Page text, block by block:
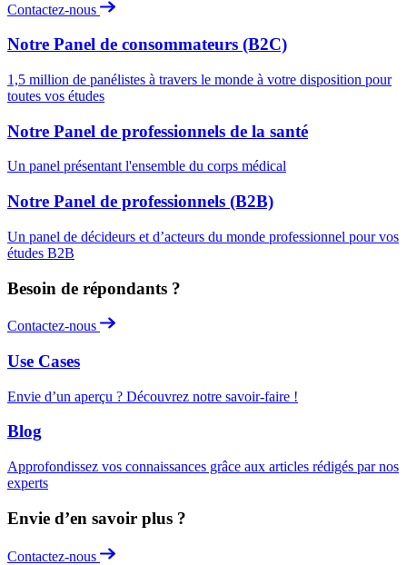
Contactez-nous
Notre Panel de consommateurs (B2C)
1,5 million de panélistes à travers le monde à votre disposition pour
toutes vos études
Notre Panel de professionnels de la santé
Un panel présentant l'ensemble du corps médical
Notre Panel de professionnels (B2B)
Un panel de décideurs et d’acteurs du monde professionnel pour vos
études B2B
Besoin de répondants ?
Contactez-nous
Use Cases
Envie d’un aperçu ? Découvrez notre savoir-faire !
Blog
Approfondissez vos connaissances grâce aux articles rédigés par nos
experts
Envie d’en savoir plus ?
Contactez-nous